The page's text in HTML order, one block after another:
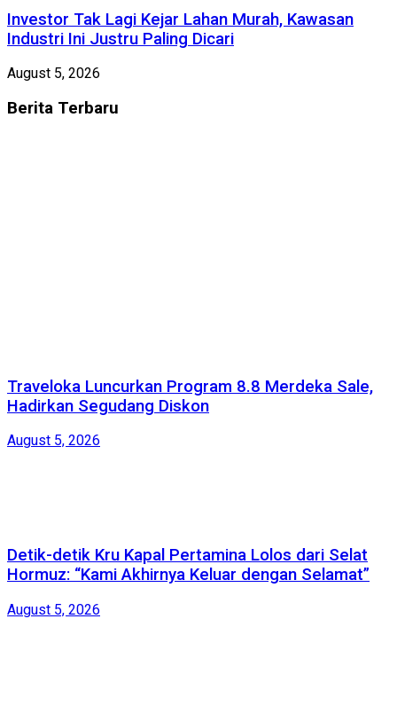
Investor Tak Lagi Kejar Lahan Murah, Kawasan
Industri Ini Justru Paling Dicari
August 5, 2026
Berita Terbaru
Traveloka Luncurkan Program 8.8 Merdeka Sale,
Hadirkan Segudang Diskon
August 5, 2026
Detik-detik Kru Kapal Pertamina Lolos dari Selat
Hormuz: “Kami Akhirnya Keluar dengan Selamat”
August 5, 2026